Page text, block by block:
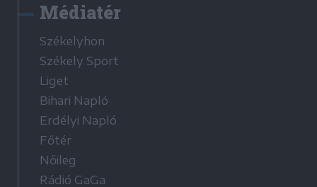
Médiatér
Székelyhon
Székely Sport
Liget
Bihari Napló
Erdélyi Napló
Főtér
Nőileg
Rádió GaGa